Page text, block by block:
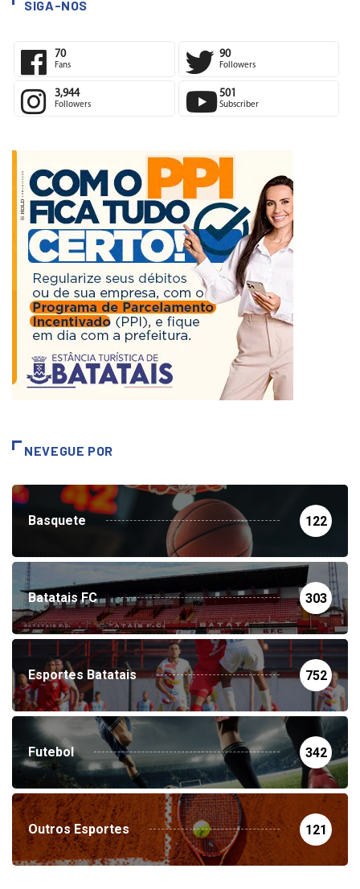
SIGA-NOS
70 90
3,944 501
NEVEGUE POR
Basquete 122
Batatais FC 303
Esportes Batatais 752
Futebol 342
Outros Esportes 121